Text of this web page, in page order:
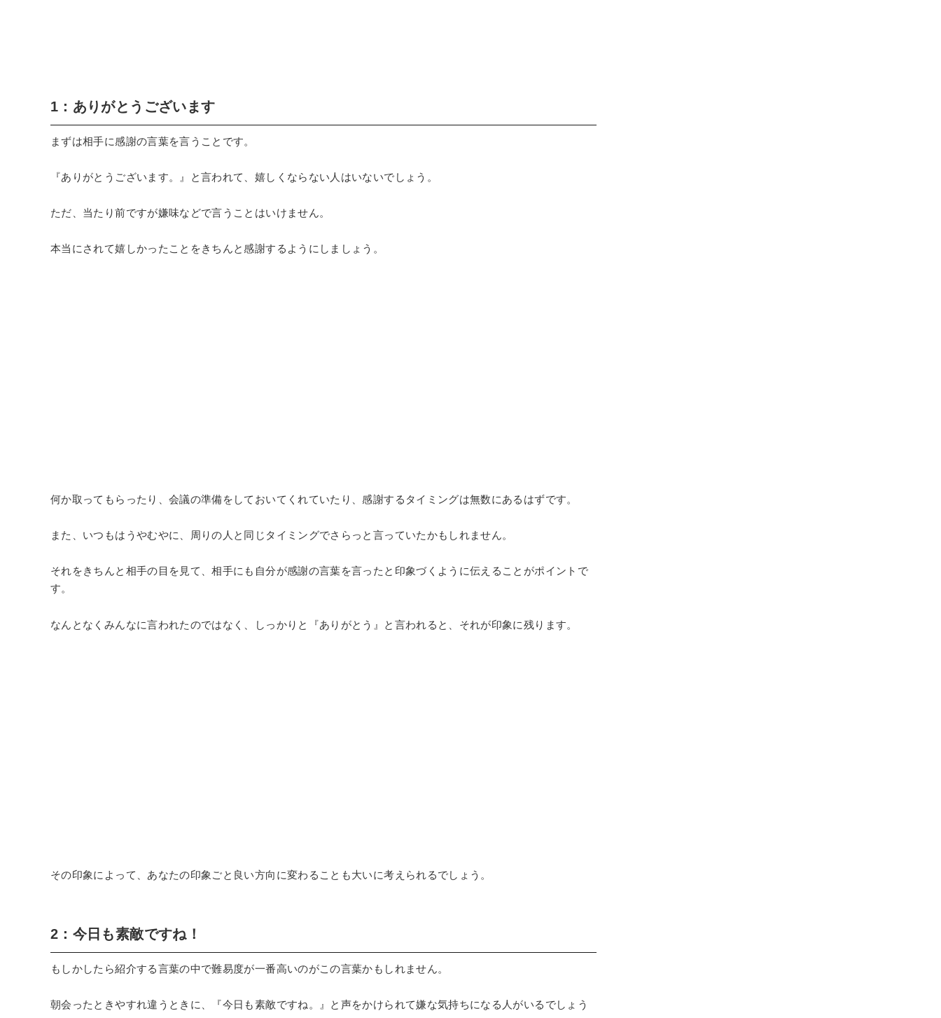
1：ありがとうございます
まずは相手に感謝の言葉を言うことです。
『ありがとうございます。』と言われて、嬉しくならない人はいないでしょう。
ただ、当たり前ですが嫌味などで言うことはいけません。
本当にされて嬉しかったことをきちんと感謝するようにしましょう。
何か取ってもらったり、会議の準備をしておいてくれていたり、感謝するタイミングは無数にあるはずです。
また、いつもはうやむやに、周りの人と同じタイミングでさらっと言っていたかもしれません。
それをきちんと相手の目を見て、相手にも自分が感謝の言葉を言ったと印象づくように伝えることがポイントで
す。
なんとなくみんなに言われたのではなく、しっかりと『ありがとう』と言われると、それが印象に残ります。
その印象によって、あなたの印象ごと良い方向に変わることも大いに考えられるでしょう。
2：今日も素敵ですね！
もしかしたら紹介する言葉の中で難易度が一番高いのがこの言葉かもしれません。
朝会ったときやすれ違うときに、『今日も素敵ですね。』と声をかけられて嫌な気持ちになる人がいるでしょう